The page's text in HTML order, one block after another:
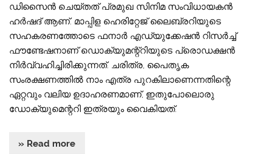
ഡിസൈൻ ചെയ്തത്‌ പ്രമുഖ സിനിമ സംവിധായകൻ
ഹർഷദ്‌ ആണ്. മാപ്പിള ഹെരിറ്റേജ്‌ ലൈബ്രറിയുടെ
സഹകരണത്തോടെ ഫനാർ എഡ്യുക്കേഷൻ റിസർച്ച്‌
ഫൗണ്ടേഷനാണ് ഡൊക്യുമന്റ്റിയുടെ പ്രൊഡക്ഷൻ
നിർവ്വഹിച്ചിരിക്കുന്നത്‌. ചരിത്ര, പൈതൃക
സംരക്ഷണത്തിൽ നാം എത്ര പുറകിലാണെന്നതിന്റെ
ഏറ്റവും വലിയ ഉദാഹരണമാണ്, ഇതുപോലൊരു
ഡോക്യുമെന്ററി ഇത്രയും വൈകിയത്.
» Read more